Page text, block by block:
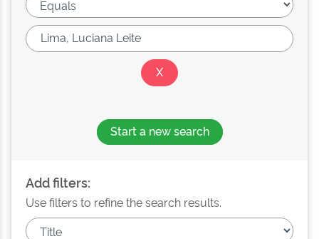
Start a new search
Add filters:
Use filters to refine the search results.